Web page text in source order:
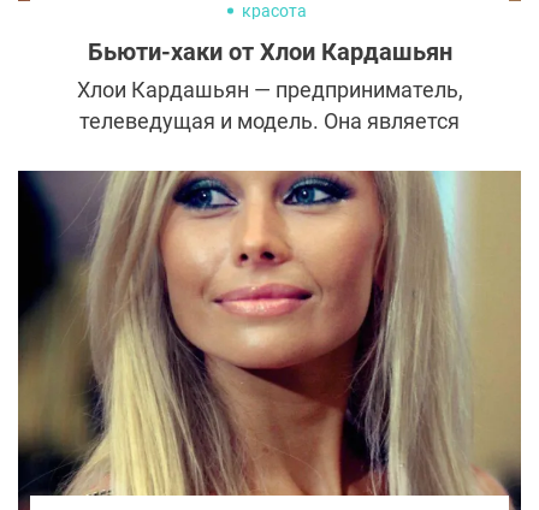
красота
Бьюти-хаки от Хлои Кардашьян
Хлои Кардашьян — предприниматель,
телеведущая и модель. Она является
получила широкую известность благодаря
участию в реалити-шоу "Семейство
Кардашьян".